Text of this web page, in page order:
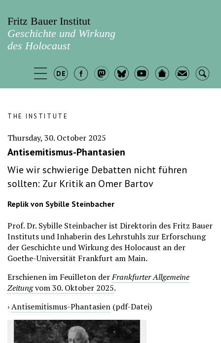
Fritz Bauer Institut
Geschichte und Wirkung
des Holocaust
THE INSTITUTE
Thursday, 30. October 2025
Antisemitismus-Phantasien
Wie wir schwierige Debatten nicht führen
sollten: Zur Kritik an Omer Bartov
Replik von Sybille Steinbacher
Prof. Dr. Sybille Steinbacher ist Direktorin des Fritz Bauer
Instituts und Inhaberin des Lehrstuhls zur Erforschung
der Geschichte und Wirkung des Holocaust an der
Goethe-Universität Frankfurt am Main.
Erschienen im Feuilleton derFrankfurter Allgemeine
Zeitungvom 30. Oktober 2025.
›Antisemitismus-Phantasien (pdf-Datei)